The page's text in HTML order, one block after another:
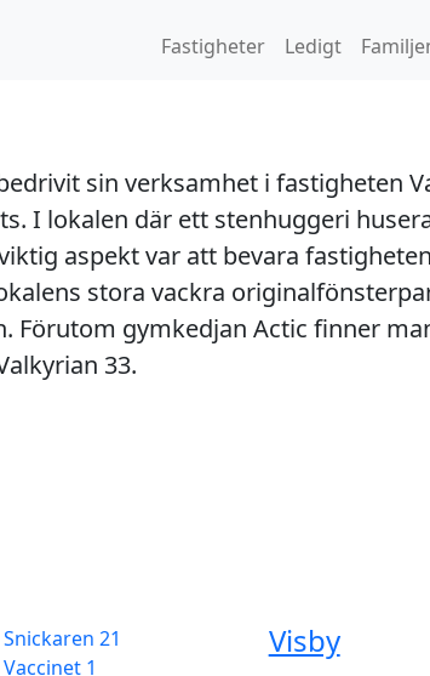
Fastigheter Ledigt
sin verksamhet i fastigheten
I lokalen där ett stenhuggeri
aspekt var att bevara
stora vackra
gymkedjan Actic finner
33.
Snickaren 21
Vaccinet 1
Visby